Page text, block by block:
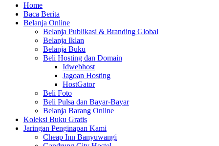
Home
Baca Berita
Belanja Online
Belanja Publikasi & Branding Global
Belanja Iklan
Belanja Buku
Beli Hosting dan Domain
Idwebhost
Jagoan Hosting
HostGator
Beli Foto
Beli Pulsa dan Bayar-Bayar
Belanja Barang Online
Koleksi Buku Gratis
Jaringan Penginapan Kami
Cheap Inn Banyuwangi